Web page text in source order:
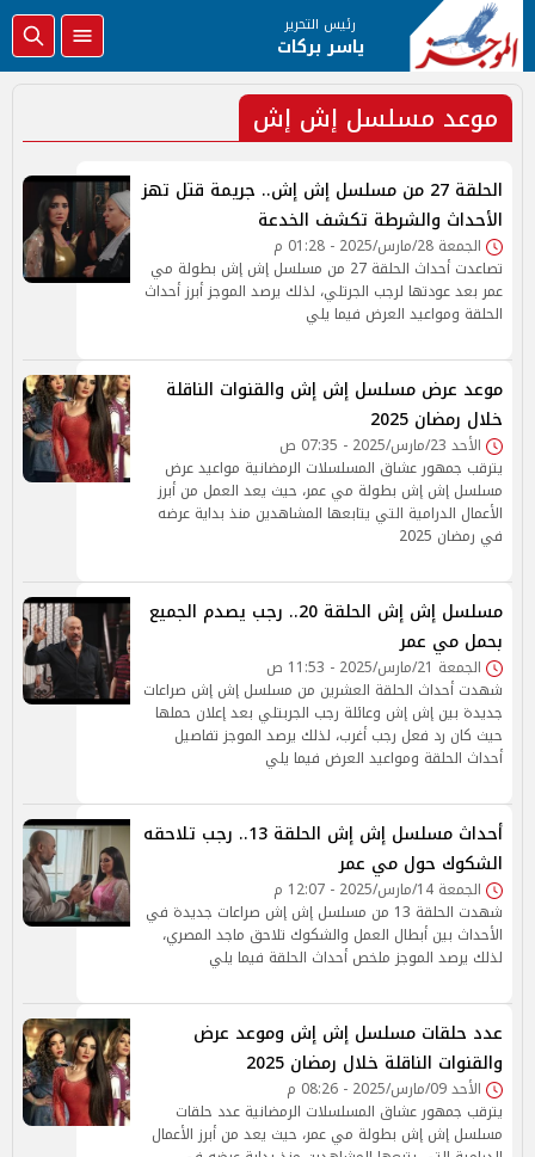
رئيس التحرير
ياسر بركات
موعد مسلسل إش إش
الحلقة 27 من مسلسل إش إش.. جريمة قتل تهز
الأحداث والشرطة تكشف الخدعة
الجمعة 28/مارس/2025 - 01:28 م
تصاعدت أحداث الحلقة 27 من مسلسل إش إش بطولة مي
عمر بعد عودتها لرجب الجرتلي، لذلك يرصد الموجز أبرز أحداث
الحلقة ومواعيد العرض فيما يلي
موعد عرض مسلسل إش إش والقنوات الناقلة
خلال رمضان 2025
الأحد 23/مارس/2025 - 07:35 ص
يترقب جمهور عشاق المسلسلات الرمضانية مواعيد عرض
مسلسل إش إش بطولة مي عمر، حيث يعد العمل من أبرز
الأعمال الدرامية التي يتابعها المشاهدين منذ بداية عرضه
في رمضان 2025
مسلسل إش إش الحلقة 20.. رجب يصدم الجميع
بحمل مي عمر
الجمعة 21/مارس/2025 - 11:53 ص
شهدت أحداث الحلقة العشرين من مسلسل إش إش صراعات
جديدة بين إش إش وعائلة رجب الجربتلي بعد إعلان حملها
حيث كان رد فعل رجب أغرب، لذلك يرصد الموجز تفاصيل
أحداث الحلقة ومواعيد العرض فيما يلي
أحداث مسلسل إش إش الحلقة 13.. رجب تلاحقه
الشكوك حول مي عمر
الجمعة 14/مارس/2025 - 12:07 م
شهدت الحلقة 13 من مسلسل إش إش صراعات جديدة في
الأحداث بين أبطال العمل والشكوك تلاحق ماجد المصري،
لذلك يرصد الموجز ملخص أحداث الحلقة فيما يلي
عدد حلقات مسلسل إش إش وموعد عرض
والقنوات الناقلة خلال رمضان 2025
الأحد 09/مارس/2025 - 08:26 م
يترقب جمهور عشاق المسلسلات الرمضانية عدد حلقات
مسلسل إش إش بطولة مي عمر، حيث يعد من أبرز الأعمال